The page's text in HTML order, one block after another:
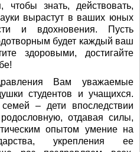
чтобы знать, действовать,
вырастут в ваших юных
и вдохновения. Пусть
будет каждый ваш
здоровыми, достигайте
Вам уважаемые
студентов и учащихся.
– дети впоследствии
отдавая силы,
опытом умение на
укрепления ее